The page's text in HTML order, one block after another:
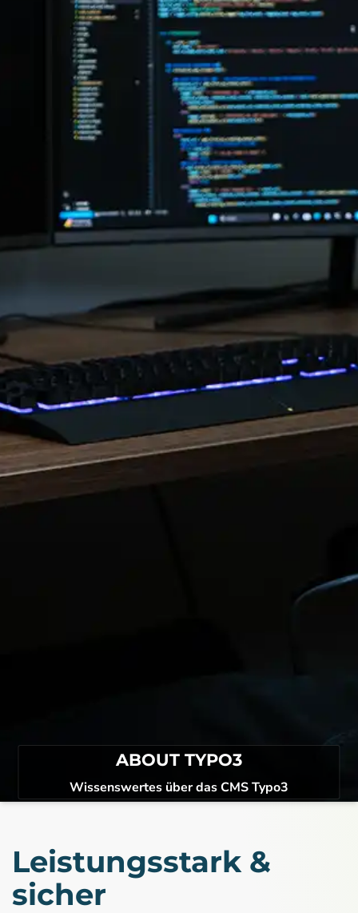
ABOUT TYPO3
Wissenswertes über das CMS Typo3
Leistungsstark &
sicher
Cookie Laufzeit: 30 Minuten / 1 Jahr